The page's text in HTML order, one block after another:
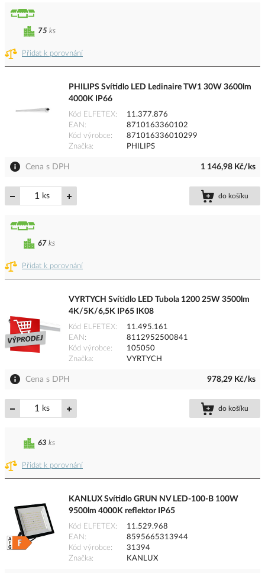
Přidat k porovnání
75 ks
PHILIPS Svítidlo LED Ledinaire TW1 30W 3600lm
4000K IP66
Kód ELFETEX
11.377.876
EAN
8710163360102
Kód výrobce
871016336010299
Značka
PHILIPS
Cena s DPH 1 146,98 Kč/ks
ks do košíku
Přidat k porovnání
67 ks
VYRTYCH Svítidlo LED Tubola 1200 25W 3500lm
4K/5K/6,5K IP65 IK08
Kód ELFETEX
11.495.161
EAN
8112952500841
Kód výrobce
105050
Značka
VYRTYCH
Cena s DPH 978,29 Kč/ks
ks do košíku
Přidat k porovnání
63 ks
KANLUX Svítidlo GRUN NV LED-100-B 100W
9500lm 4000K reflektor IP65
Kód ELFETEX
11.529.968
EAN
8595665313944
Kód výrobce
31394
Značka
KANLUX